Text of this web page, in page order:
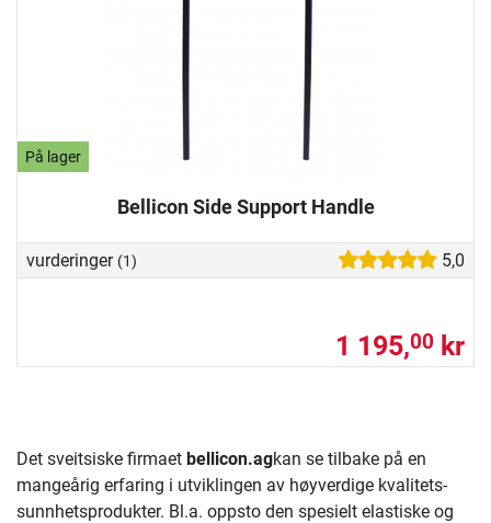
På lager
Bellicon Side Support Handle
vurderinger (1) 5,0
1 195,00 kr
Det sveitsiske firmaet bellicon.agkan se tilbake på en
mangeårig erfaring i utviklingen av høyverdige kvalitets-
sunnhetsprodukter. Bl.a. oppsto den spesielt elastiske og